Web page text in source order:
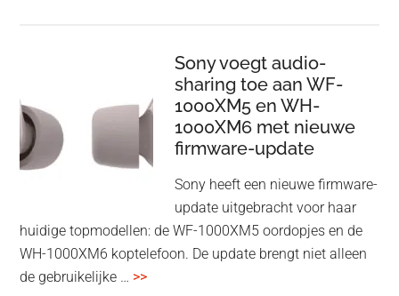
draadloos
presenteren
zonder
Wi-
Sony voegt audio-
sharing toe aan WF-
1000XM5 en WH-
1000XM6 met nieuwe
firmware-update
Sony heeft een nieuwe firmware-
update uitgebracht voor haar
huidige topmodellen: de WF-1000XM5 oordopjes en de
WH-1000XM6 koptelefoon. De update brengt niet alleen
de gebruikelijke … >>overSony